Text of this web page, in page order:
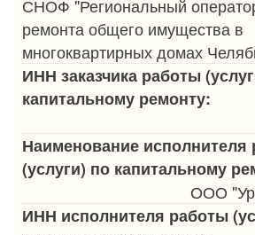
СНОФ "Региональный
ремонта общего имущества в
многоквартирных домах
ИНН заказчика работы
капитальному ремонту:
Наименование исполнителя
(услуги) по капитальному
ООО
ИНН исполнителя работы